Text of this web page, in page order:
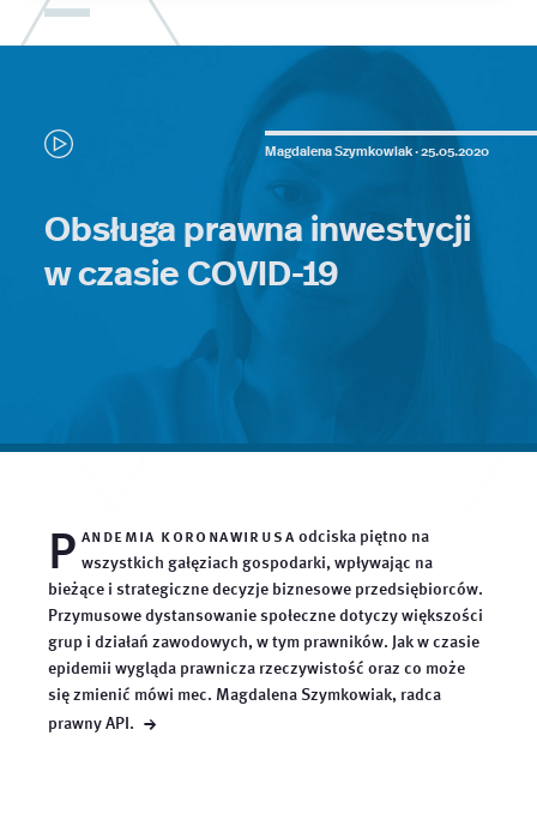
Magdalena Szymkowiak ·25.05.2020
Obsługa prawna inwestycji
w czasie COVID-19
P andemia koronawirusaodciska piętno na
wszystkich gałęziach gospodarki, wpływając na
bieżące i strategiczne decyzje biznesowe przedsiębiorców.
Przymusowe dystansowanie społeczne dotyczy większości
grup i działań zawodowych, w tym prawników. Jak w czasie
epidemii wygląda prawnicza rzeczywistość oraz co może
się zmienić mówi mec. Magdalena Szymkowiak, radca
prawnyAPI. →